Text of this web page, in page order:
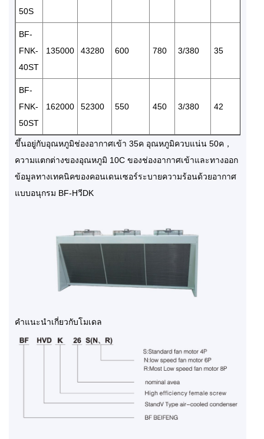
50S
BF-
FNK-
40ST
135000 43280 600 780 3/380 35
BF-
FNK-
50ST
162000 52300 550 450 3/380 42
ขึ้นอยู่กับอุณหภูมิช่องอากาศเข้า 35ค อุณหภูมิควบแน่น 50ค，
ความแตกต่างของอุณหภูมิ 10C ของช่องอากาศเข้าและทางออก
ข้อมูลทางเทคนิคของคอนเดนเซอร์ระบายความร้อนด้วยอากาศ
แบบอนุกรม BF-HวีDK
คำแนะนำเกี่ยวกับโมเดล